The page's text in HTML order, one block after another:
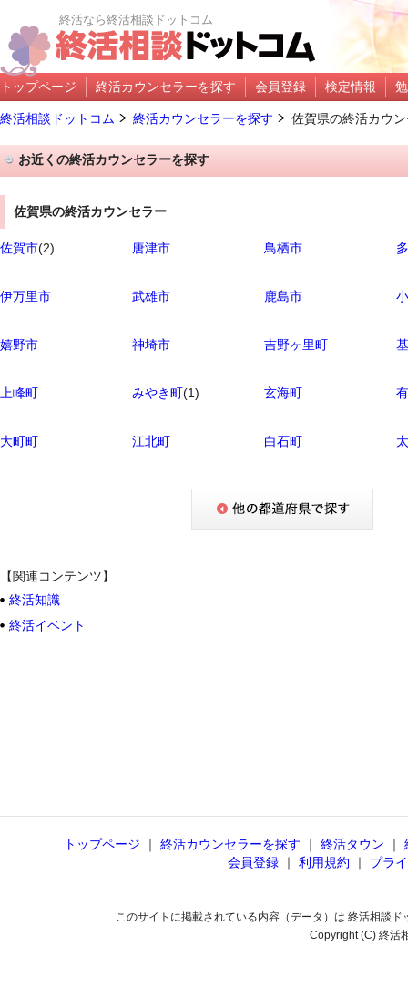
終活なら終活相談ドットコム
トップページ 終活カウンセラーを探す 会員登録 検定情報
終活相談ドットコム 終活カウンセラーを探す 佐賀県の終活カウ
お近くの終活カウンセラーを探す
佐賀県の終活カウンセラー
佐賀市(2) 唐津市 鳥栖市
伊万里市 武雄市 鹿島市
嬉野市 神埼市 吉野ヶ里町
上峰町 みやき町(1) 玄海町
大町町 江北町 白石町
【関連コンテンツ】
終活知識
終活イベント
トップページ ｜ 終活カウンセラーを探す ｜ 終活タウン ｜
会員登録 ｜ 利用規約 ｜ プラ
このサイトに掲載されている内容（データ）は 終活相談
Copyright (C) 終活